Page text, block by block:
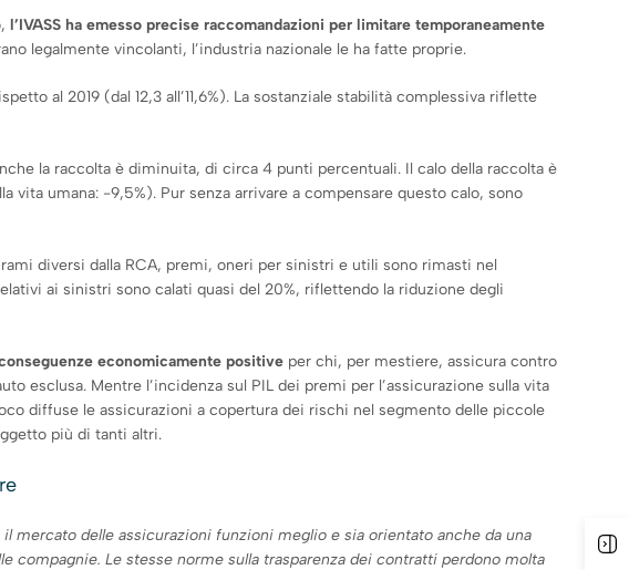
l’IVASS ha emesso precise raccomandazioni per limitare temporaneamente
legalmente vincolanti, l’industria nazionale le ha fatte proprie.
al 2019 (dal 12,3 all’11,6%). La sostanziale stabilità complessiva riflette
la raccolta è diminuita, di circa 4 punti percentuali. Il calo della raccolta è
umana: -9,5%). Pur senza arrivare a compensare questo calo, sono
diversi dalla RCA, premi, oneri per sinistri e utili sono rimasti nel
ai sinistri sono calati quasi del 20%, riflettendo la riduzione degli
economicamente positive per chi, per mestiere, assicura contro
esclusa. Mentre l’incidenza sul PIL dei premi per l’assicurazione sulla vita
diffuse le assicurazioni a copertura dei rischi nel segmento delle piccole
più di tanti altri.
mercato delle assicurazioni funzioni meglio e sia orientato anche da una
compagnie. Le stesse norme sulla trasparenza dei contratti perdono molta